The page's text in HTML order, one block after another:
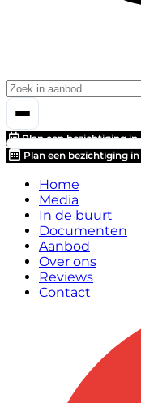
Plan een bezichtiging in
Plan een bezichtiging in
Home
Media
In de buurt
Documenten
Aanbod
Over ons
Reviews
Contact